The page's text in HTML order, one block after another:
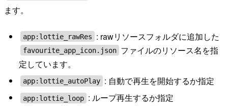
ます。
app:lottie_rawRes : rawリソースフォルダに追加した
favourite_app_icon.json ファイルのリソース名を指
定しています。
app:lottie_autoPlay : 自動で再生を開始するか指定
app:lottie_loop : ループ再生するか指定